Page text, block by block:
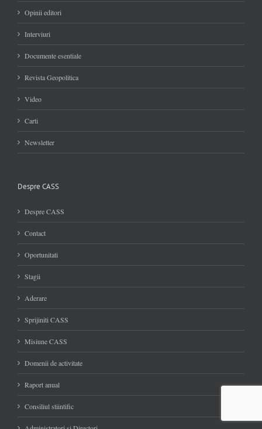
Opinii editori
Interviuri
Documente esentiale
Revista Geopolitica
Video
Carti
Newsletter
Despre CASS
Despre CASS
Contact
Oportunitati
Stagii
Aderare
Sprijiniti CASS
Misiune CASS
Domenii de activitate
Raport anual
Consiliul stiintific